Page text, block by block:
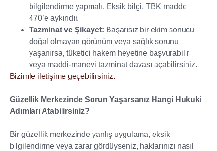
bilgilendirme yapmalı. Eksik bilgi, TBK madde
470’e aykırıdır.
Tazminat ve Şikayet: Başarısız bir ekim sonucu
doğal olmayan görünüm veya sağlık sorunu
yaşanırsa, tüketici hakem heyetine başvurabilir
veya maddi-manevi tazminat davası açabilirsiniz.
Bizimle iletişime geçebilirsiniz.
Güzellik Merkezinde Sorun Yaşarsanız Hangi Hukuki
Adımları Atabilirsiniz?
Bir güzellik merkezinde yanlış uygulama, eksik
bilgilendirme veya zarar gördüyseniz, haklarınızı nasıl